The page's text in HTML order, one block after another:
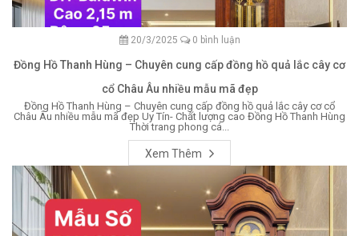
20/3/2025 0 bình luận
Đồng Hồ Thanh Hùng – Chuyên cung cấp đồng hồ quả lắc cây cơ
cổ Châu Âu nhiều mẫu mã đẹp
Đồng Hồ Thanh Hùng – Chuyên cung cấp đồng hồ quả lắc cây cơ cổ
Châu Âu nhiều mẫu mã đẹp Uy Tín- Chất lượng cao Đồng Hồ Thanh Hùng
Thời trang phong cá...
Xem Thêm